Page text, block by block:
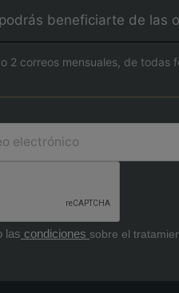
beneficiarte de las
2 correos mensuales, de
las condiciones sobre el